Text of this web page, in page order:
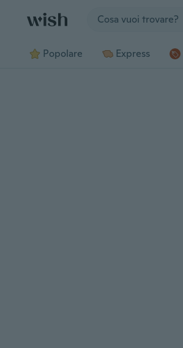
Popolare Express